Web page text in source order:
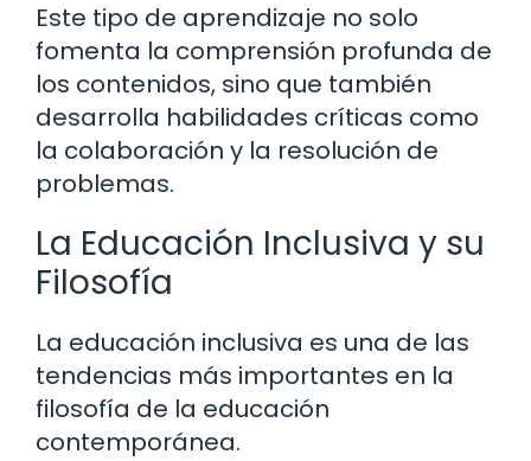
Este tipo de aprendizaje no solo
fomenta la comprensión profunda de
los contenidos, sino que también
desarrolla habilidades críticas como
la colaboración y la resolución de
problemas.
La Educación Inclusiva y su
Filosofía
La educación inclusiva es una de las
tendencias más importantes en la
filosofía de la educación
contemporánea.